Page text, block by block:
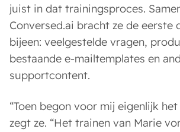
juist in dat trainingsproces.
Conversed.ai bracht ze de eerste
bijeen: veelgestelde vragen,
bestaande e-mailtemplates en
supportcontent.
“Toen begon voor mij eigenlijk
zegt ze. “Het trainen van Marie